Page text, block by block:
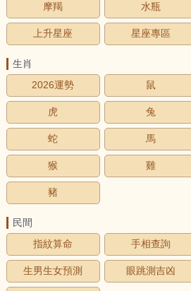
摩羯 水瓶
上升星座 星座專區
生肖
2026運勢
鼠
虎 兔
蛇 馬
猴 雞
豬
民間
指紋算命
手相查詢
生男生女預測 眼跳測吉凶